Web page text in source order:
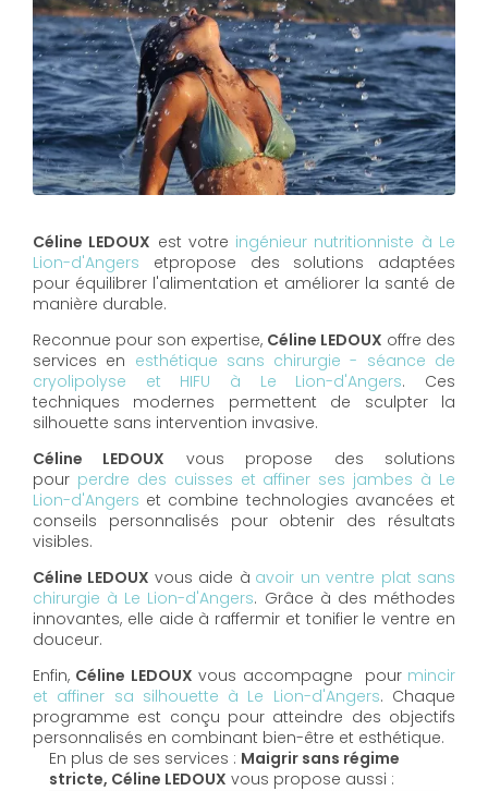
Céline LEDOUX est votre ingénieur nutritionniste à Le
Lion-d'Angers etpropose des solutions adaptées
pour équilibrer l'alimentation et améliorer la santé de
manière durable.
Reconnue pour son expertise, Céline LEDOUX offre des
services en esthétique sans chirurgie - séance de
cryolipolyse et HIFU à Le Lion-d'Angers. Ces
techniques modernes permettent de sculpter la
silhouette sans intervention invasive.
Céline LEDOUX vous propose des solutions
pour perdre des cuisses et affiner ses jambes à Le
Lion-d'Angers et combine technologies avancées et
conseils personnalisés pour obtenir des résultats
visibles.
Céline LEDOUX vous aide à avoir un ventre plat sans
chirurgie à Le Lion-d'Angers. Grâce à des méthodes
innovantes, elle aide à raffermir et tonifier le ventre en
douceur.
Enfin, Céline LEDOUX vous accompagne pour mincir
et affiner sa silhouette à Le Lion-d'Angers. Chaque
programme est conçu pour atteindre des objectifs
personnalisés en combinant bien-être et esthétique.
En plus de ses services : Maigrir sans régime
stricte, Céline LEDOUX vous propose aussi :